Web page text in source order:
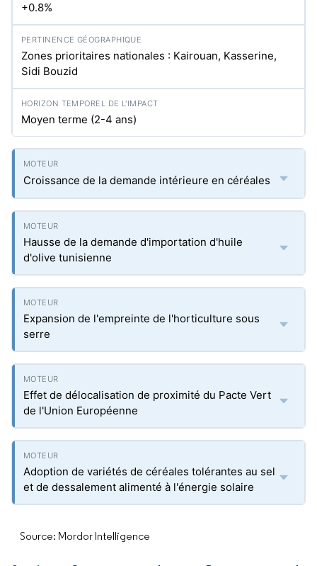
+0.8%
Zones prioritaires nationales : Kairouan, Kasserine,
Sidi Bouzid
Moyen terme (2-4 ans)
Croissance de la demande intérieure en céréales
Hausse de la demande d'importation d'huile
d'olive tunisienne
Expansion de l'empreinte de l'horticulture sous
serre
Effet de délocalisation de proximité du Pacte Vert
de l'Union Européenne
Adoption de variétés de céréales tolérantes au sel
et de dessalement alimenté à l'énergie solaire
Source: Mordor Intelligence